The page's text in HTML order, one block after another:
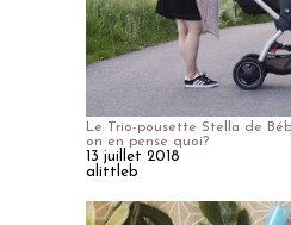
Le Trio-pousette Stella de
on en pense quoi?
13 juillet 2018
alittleb